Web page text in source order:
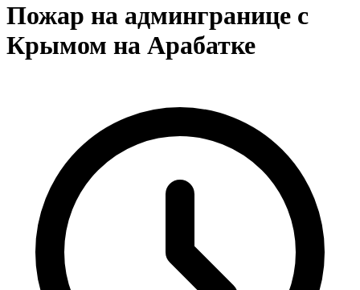
Пожар на админгранице с
Крымом на Арабатке